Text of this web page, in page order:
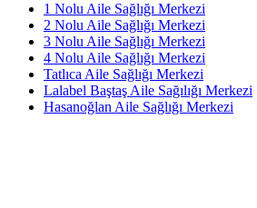
1 Nolu Aile Sağlığı Merkezi
2 Nolu Aile Sağlığı Merkezi
3 Nolu Aile Sağlığı Merkezi
4 Nolu Aile Sağlığı Merkezi
Tatlıca Aile Sağlığı Merkezi
Lalabel Baştaş Aile Sağılığı Merkezi
Hasanoğlan Aile Sağlığı Merkezi